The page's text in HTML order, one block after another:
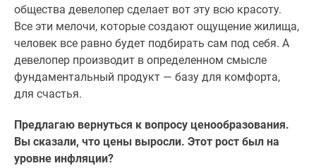
общества девелопер сделает вот эту всю красоту.
Все эти мелочи, которые создают ощущение жилища,
человек все равно будет подбирать сам под себя. А
девелопер производит в определенном смысле
фундаментальный продукт — базу для комфорта,
для счастья.
Предлагаю вернуться к вопросу ценообразования.
Вы сказали, что цены выросли. Этот рост был на
уровне инфляции?